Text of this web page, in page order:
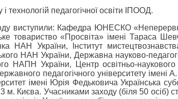
і технологій педагогічної освіти ІПООД.
виступили: Кафедра ЮНЕСКО
товариство «Просвіта» імені Тараса
НАН України, Інститут
НАН України, Державна науково-
НАПН України, Центр освітньо-наукового
педагогічного університету імені
імені Юрія Федьковича Українська
Києва. Учасниками заходу (біля 50 осіб)